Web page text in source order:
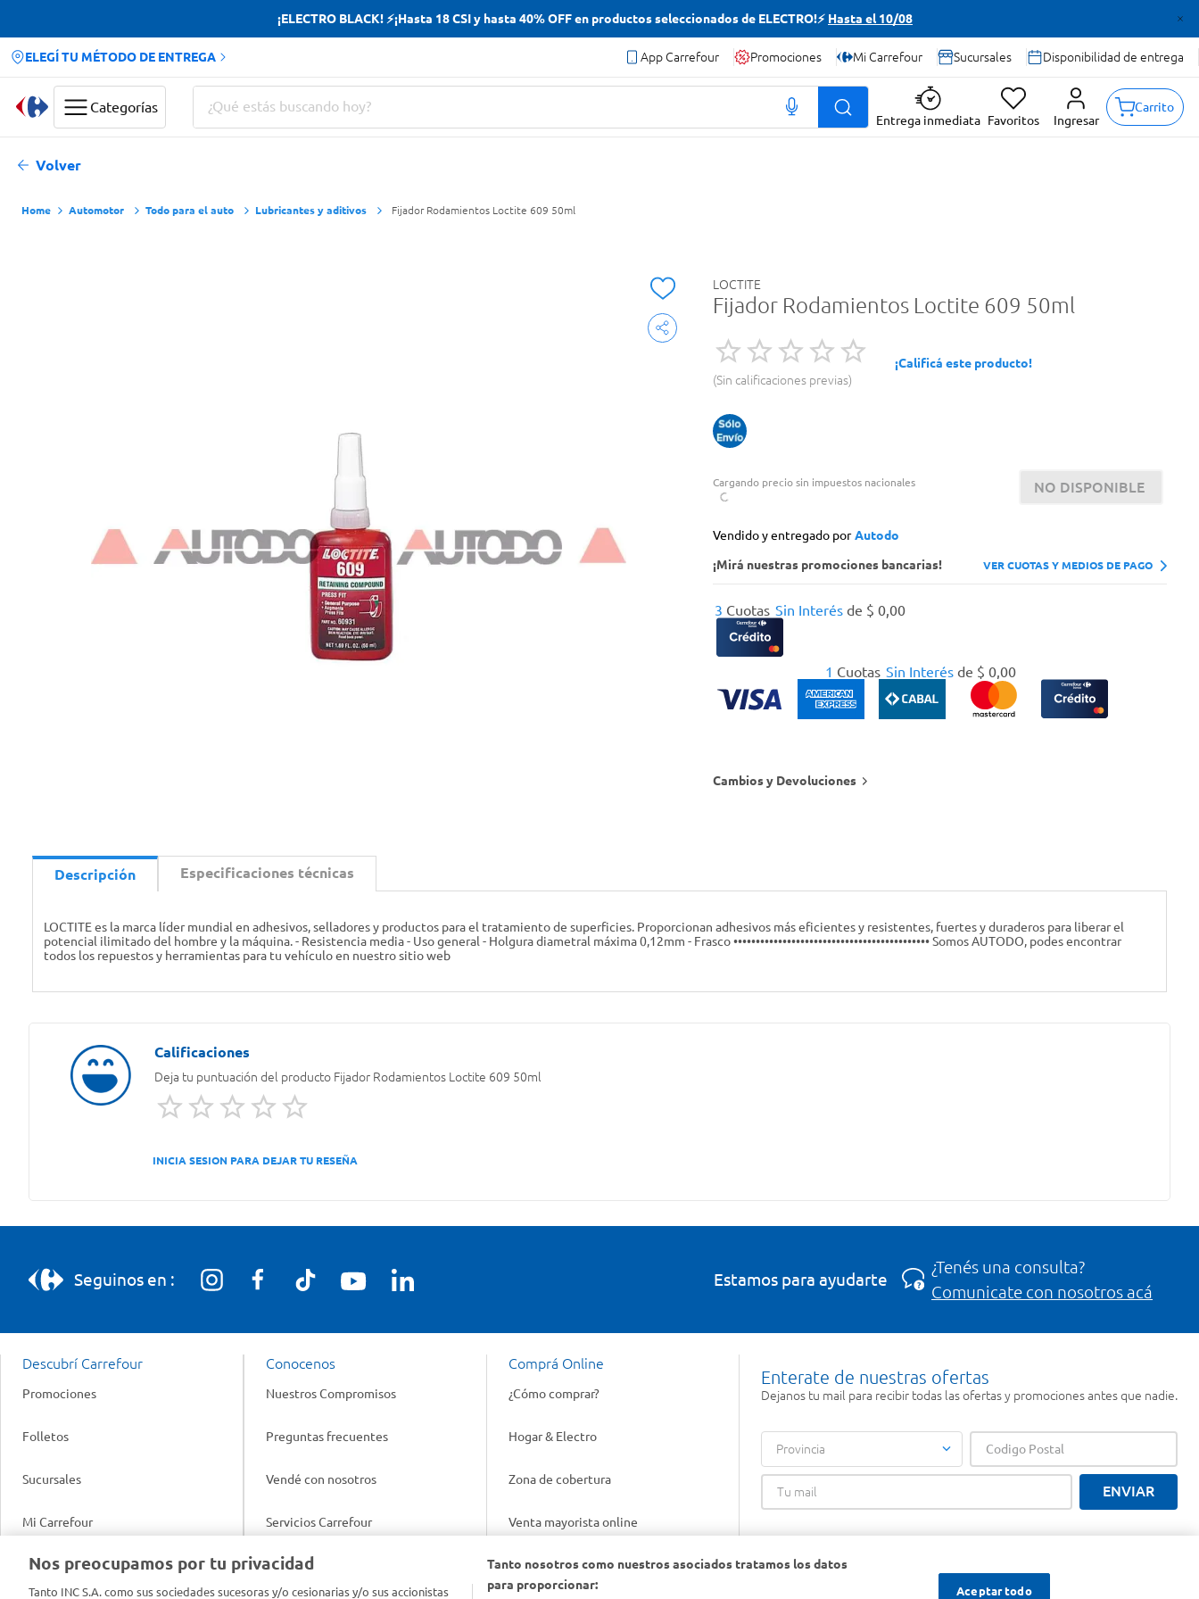
¡ELECTRO BLACK! ⚡¡Hasta 18 CSI y hasta 40% OFF en productos seleccionados de ELECTRO!⚡ Hasta el 10/08
ELEGÍ TU MÉTODO DE ENTREGA App Carrefour Promociones Mi Carrefour Sucursales Disponibilidad de entrega
Categorías
¿Qué estás buscando hoy?
Entrega inmediata Favoritos Ingresar
Carrito
Volver
Automotor Todo para el auto Lubricantes y aditivos Fijador Rodamientos Loctite 609 50ml
LOCTITE
Fijador Rodamientos Loctite 609 50ml
Sin calificaciones previas
¡Calificá este producto!
Cargando precio sin impuestos nacionales NO DISPONIBLE
Vendido y entregado por Autodo
¡Mirá nuestras promociones bancarias! VER CUOTAS Y MEDIOS DE PAGO
1 Cuotas Sin Interésde $ 0,00
3 Cuotas Sin Interés de $ 0,00
Cambios y Devoluciones
Descripción Especificaciones técnicas
LOCTITE es la marca líder mundial en adhesivos, selladores y productos para el tratamiento de superficies. Proporcionan adhesivos más eficientes y resistentes, fuertes y duraderos para liberar el
potencial ilimitado del hombre y la máquina. - Resistencia media - Uso general - Holgura diametral máxima 0,12mm - Frasco •••••••••••••••••••••••••••••••••••••••••••• Somos AUTODO, podes encontrar
todos los repuestos y herramientas para tu vehículo en nuestro sitio web
Deja tu puntuación del producto Fijador Rodamientos Loctite 609 50ml
INICIA SESION PARA DEJAR TU RESEÑA
Seguinos en : Estamos para ayudarte
¿Tenés una consulta?
Comunicate con nosotros acá
Descubrí Carrefour
Promociones
Folletos
Sucursales
Mi Carrefour
Productos Carrefour
Conocenos
Nuestros Compromisos
Preguntas frecuentes
Vendé con nosotros
Servicios Carrefour
Info útil
Comprá Online
¿Cómo comprar?
Hogar & Electro
Zona de cobertura
Venta mayorista online
Gift cards empresariales
Enterate de nuestras ofertas
Dejanos tu mail para recibir todas las ofertas y promociones antes que nadie.
Provincia
ENVIAR
Nos preocupamos por tu privacidad
Tanto INC S.A. como sus sociedades sucesoras y/o cesionarias y/o sus accionistas
Tanto nosotros como nuestros asociados tratamos los datos
para proporcionar:
Aceptar todo
Términos más buscados